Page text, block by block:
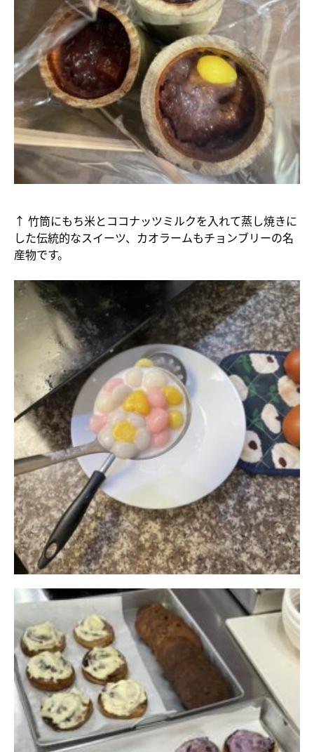
↑ 竹筒にもち米とココナッツミルクを入れて蒸し焼きに
した伝統的なスイーツ、カオラームもチョンブリーの名
産物です。